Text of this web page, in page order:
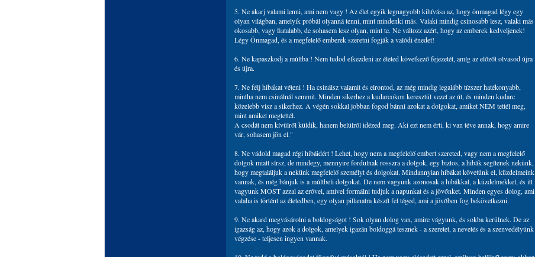
5. Ne akarj valami lenni, ami nem vagy ! Az élet egyik legnagyobb kihívása az, hogy önmagad légy egy
olyan világban, amelyik próbál olyanná tenni, mint mindenki más. Valaki mindig csinosabb lesz, valaki más
okosabb, vagy fiatalabb, de sohasem lesz olyan, mint te. Ne változz azért, hogy az emberek kedveljenek!
Légy Önmagad, és a megfelelő emberek szeretni fogják a valódi énedet!
6. Ne kapaszkodj a múltba ! Nem tudod elkezdeni az életed következő fejezetét, amíg az előzőt olvasod újra
és újra.
7. Ne félj hibákat véteni ! Ha csinálsz valamit és elrontod, az még mindig legalább tízszer hatékonyabb,
mintha nem csinálnál semmit. Minden sikerhez a kudarcokon keresztül vezet az út, és minden kudarc
közelebb visz a sikerhez. A végén sokkal jobban fogod bánni azokat a dolgokat, amiket NEM tettél meg,
mint amiket megtettél.
A csodát nem kívülről küldik, hanem belülről idézed meg. Aki ezt nem érti, ki van téve annak, hogy amire
vár, sohasem jön el."
8. Ne vádold magad régi hibáidért ! Lehet, hogy nem a megfelelő embert szereted, vagy nem a megfelelő
dolgok miatt sírsz, de mindegy, mennyire fordulnak rosszra a dolgok, egy biztos, a hibák segítenek nekünk,
hogy megtaláljuk a nekünk megfelelő személyt és dolgokat. Mindannyian hibákat követünk el, küzdelmeink
vannak, és még bánjuk is a múltbeli dolgokat. De nem vagyunk azonosak a hibákkal, a küzdelmekkel, és itt
vagyunk MOST azzal az erővel, amivel formálni tudjuk a napunkat és a jövőnket. Minden egyes dolog, ami
valaha is történt az életedben, egy olyan pillanatra készít fel téged, ami a jövőben fog bekövetkezni.
9. Ne akard megvásárolni a boldogságot ! Sok olyan dolog van, amire vágyunk, és sokba kerülnek. De az
igazság az, hogy azok a dolgok, amelyek igazán boldoggá tesznek - a szeretet, a nevetés és a szenvedélyünk
végzése - teljesen ingyen vannak.